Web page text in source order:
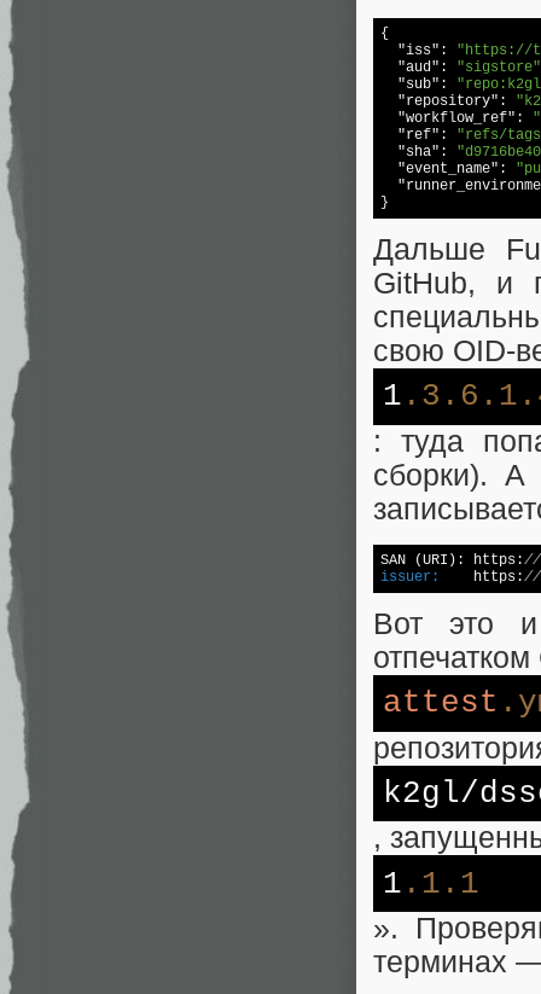
{
"iss" : "https://
"aud" : "sigstore"
"sub" :
"repository" :
"workflow_ref" :
"ref" : "refs/
"sha" :
"event_name" :
}
Дальше
GitHub, и
свою OID-
1 .3 .6 .1
: туда
сборки).
SAN (URI): https://
issuer:
    https:
//
Вот это
attest
k2gl/
,
1 .1 .1
».
терминах